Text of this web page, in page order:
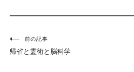
投
稿
前の記事
帰省と霊術と脳科学